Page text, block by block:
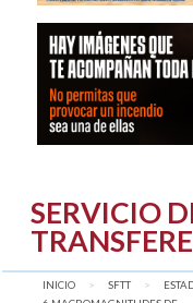
SERVICIO
INICIO SFTT